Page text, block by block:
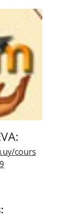
cours